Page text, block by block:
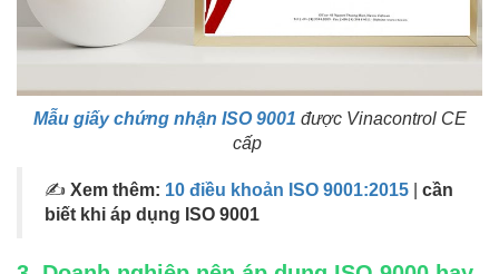
Mẫu giấy chứng nhận ISO 9001 được Vinacontrol CE
cấp
✍ Xem thêm: 10 điều khoản ISO 9001:2015
cần
biết khi áp dụng ISO 9001